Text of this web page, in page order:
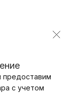
предоставим
с учетом